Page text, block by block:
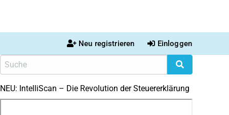
Neu registrieren Einloggen
NEU: IntelliScan – Die Revolution der Steuererklärung